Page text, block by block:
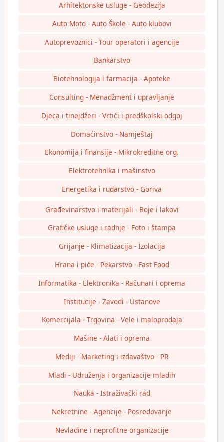
Arhitektonske usluge - Geodezija
Auto Moto - Auto Škole - Auto klubovi
Autoprevoznici - Tour operatori i agencije
Bankarstvo
Biotehnologija i farmacija - Apoteke
Consulting - Menadžment i upravljanje
Djeca i tinejdžeri - Vrtići i predškolski odgoj
Domaćinstvo - Namještaj
Ekonomija i finansije - Mikrokreditne org.
Elektrotehnika i mašinstvo
Energetika i rudarstvo - Goriva
Građevinarstvo i materijali - Boje i lakovi
Grafičke usluge i radnje - Foto i štampa
Grijanje - Klimatizacija - Izolacija
Hrana i piće - Pekarstvo - Fast Food
Informatika - Elektronika - Računari i oprema
Institucije - Zavodi - Ustanove
Komercijala - Trgovina - Vele i maloprodaja
Mašine - Alati i oprema
Mediji - Marketing i izdavaštvo - PR
Mladi - Udruženja i organizacije mladih
Nauka - Istraživački rad
Nekretnine - Agencije - Posredovanje
Nevladine i neprofitne organizacije